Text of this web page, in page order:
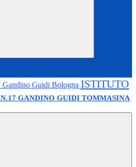
ISTITUTO
N.17 GANDINO GUIDI TOMMASINA